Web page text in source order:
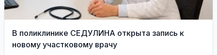
В поликлинике СЕДУЛИНА открыта запись к
новому участковому врачу